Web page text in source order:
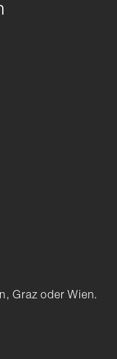
Graz oder Wien.